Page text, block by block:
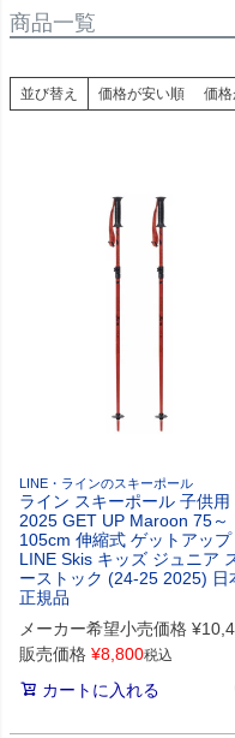
商品一覧
並び替え 価格が安い順 価
LINE・ラインのスキーポール
ライン スキーポール 子供用
2025 GET UP Maroon 75～
105cm 伸縮式 ゲットアップ
LINE Skis キッズ ジュニア
ーストック (24-25 2025) 日
正規品
メーカー希望小売価格 ¥
販売価格 ¥8,800税込
カートに入れる